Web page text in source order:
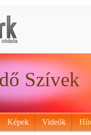
Szívek
Képek Videók